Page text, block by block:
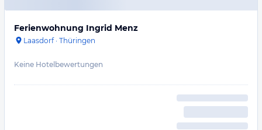
Ferienwohnung Ingrid Menz
Laasdorf· Thüringen
Keine Hotelbewertungen